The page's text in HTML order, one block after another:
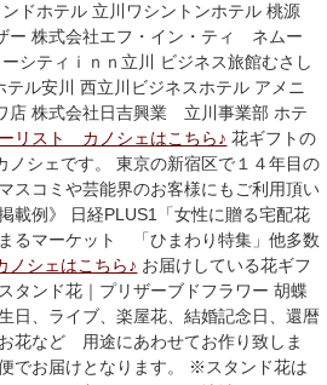
ドホテル 立川ワシントンホテル 桃源
ー 株式会社エフ・イン・ティ ネムー
シティｉｎｎ立川 ビジネス旅館むさし
ル安川 西立川ビジネスホテル アメニ
店 株式会社日吉興業 立川事業部 ホテ
リスト カノシェはこちら♪ 花ギフトの
シェです。 東京の新宿区で１４年目の
スコミや芸能界のお客様にもご利用頂い
載例》 日経PLUS1「女性に贈る宅配花
るマーケット 「ひまわり特集」他多数
シェはこちら♪ お届けしている花ギフ
タンド花｜プリザーブドフラワー 胡蝶
日、ライブ、楽屋花、結婚記念日、還暦
花など 用途にあわせてお作り致しま
でお届けとなります。 ※スタンド花は